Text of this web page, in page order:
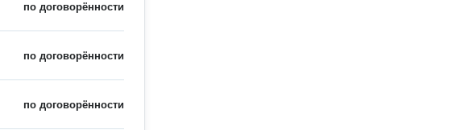
по договорённости
по договорённости
по договорённости